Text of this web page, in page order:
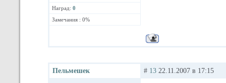
Наград: 0
Замечания : 0%
Пельмешек # 13 22.11.2007 в 17:15